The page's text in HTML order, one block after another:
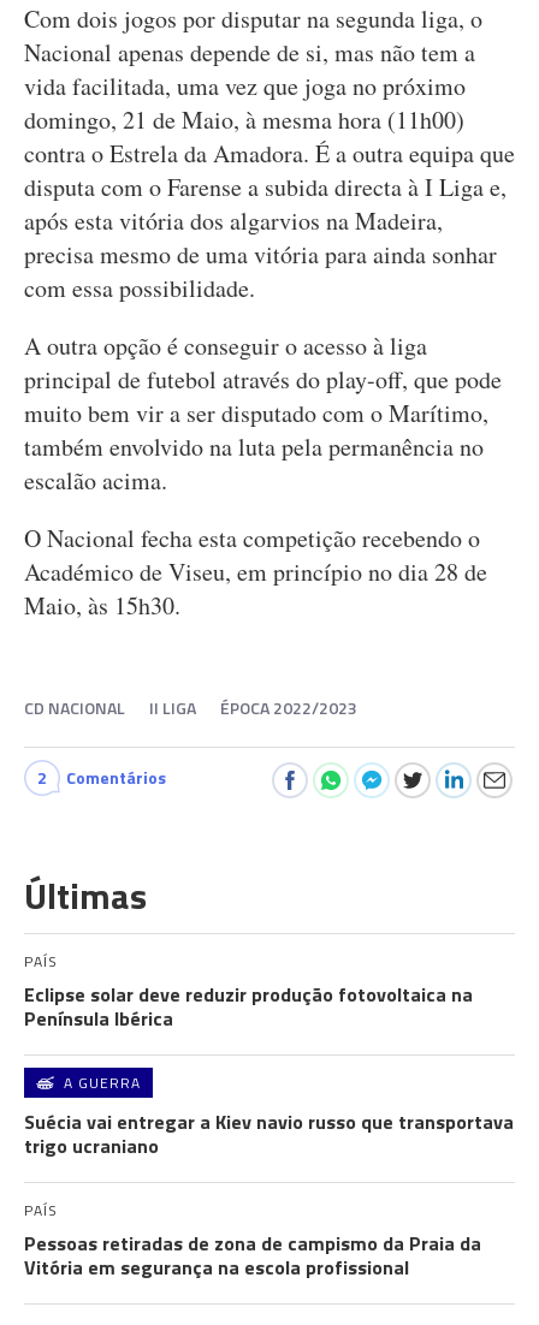
Com dois jogos por disputar na segunda liga, o
Nacional apenas depende de si, mas não tem a
vida facilitada, uma vez que joga no próximo
domingo, 21 de Maio, à mesma hora (11h00)
contra o Estrela da Amadora. É a outra equipa que
disputa com o Farense a subida directa à I Liga e,
após esta vitória dos algarvios na Madeira,
precisa mesmo de uma vitória para ainda sonhar
com essa possibilidade.
A outra opção é conseguir o acesso à liga
principal de futebol através do play-off, que pode
muito bem vir a ser disputado com o Marítimo,
também envolvido na luta pela permanência no
escalão acima.
O Nacional fecha esta competição recebendo o
Académico de Viseu, em princípio no dia 28 de
Maio, às 15h30.
CD NACIONAL II LIGA ÉPOCA 2022/2023
2 Comentários
Últimas
PAÍS
Eclipse solar deve reduzir produção fotovoltaica na
Península Ibérica
A GUERRA
Suécia vai entregar a Kiev navio russo que transportava
trigo ucraniano
PAÍS
Pessoas retiradas de zona de campismo da Praia da
Vitória em segurança na escola profissional